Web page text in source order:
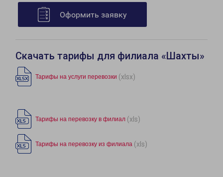
Оформить заявку
Скачать тарифы для филиала «Шахты»
Тарифы на услуги перевозки (xlsx)
Тарифы на перевозку в филиал (xls)
Тарифы на перевозку из филиала (xls)